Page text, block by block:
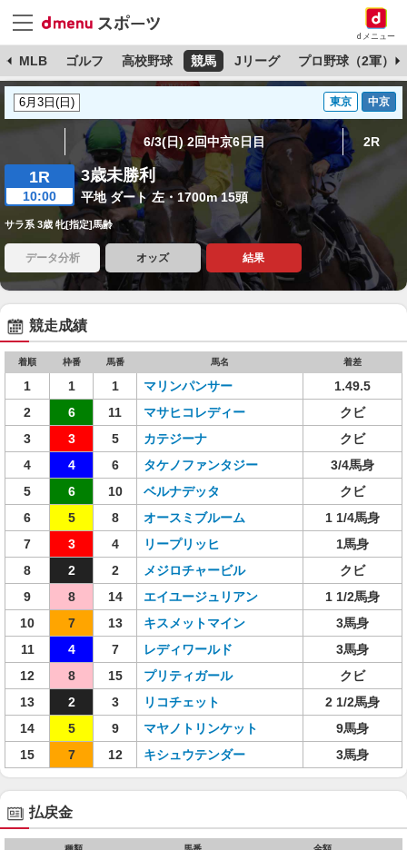
dメニュー
MLB ゴルフ 高校野球 競馬 Jリーグ プロ野球（2軍）
東京 中京
6/3(日) 2回中京6日目 2R
1R
10:00
3歳未勝利
平地 ダート 左・1700m 15頭
サラ系 3歳 牝[指定]馬齢
データ分析 オッズ 結果
競走成績
着順 枠番 馬番 馬名 着差
1 1 1 マリンパンサー
1.49.5
2
6 11 マサヒコレディー
クビ
3
3 5 カテジーナ
クビ
4
4 6 タケノファンタジー
3/4馬身
5
6 10 ベルナデッタ
クビ
6
5 8 オースミブルーム
1 1/4馬身
7
3 4 リープリッヒ
1馬身
8
2 2 メジロチャービル
クビ
9
8 14 エイユージュリアン
1 1/2馬身
10
7 13 キスメットマイン
3馬身
11
4 7 レディワールド
3馬身
12
8 15 プリティガール
クビ
13
2 3 リコチェット
2 1/2馬身
14
5 9 マヤノトリンケット
9馬身
15
7 12 キシュウテンダー 3馬身
払戻金